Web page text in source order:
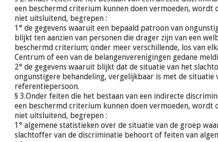
een beschermd criterium kunnen doen vermoeden, wordt
niet uitsluitend, begrepen :
1° de gegevens waaruit een bepaald patroon van
blijkt ten aanzien van personen die drager zijn van een
beschermd criterium; onder meer verschillende, los van
Centrum of een van de belangenverenigingen gedane
2° de gegevens waaruit blijkt dat de situatie van het
ongunstigere behandeling, vergelijkbaar is met de situatie
referentiepersoon.
§ 3.Onder feiten die het bestaan van een indirecte
een beschermd criterium kunnen doen vermoeden, wordt
niet uitsluitend, begrepen :
1° algemene statistieken over de situatie van de groep
slachtoffer van de discriminatie behoort of feiten van